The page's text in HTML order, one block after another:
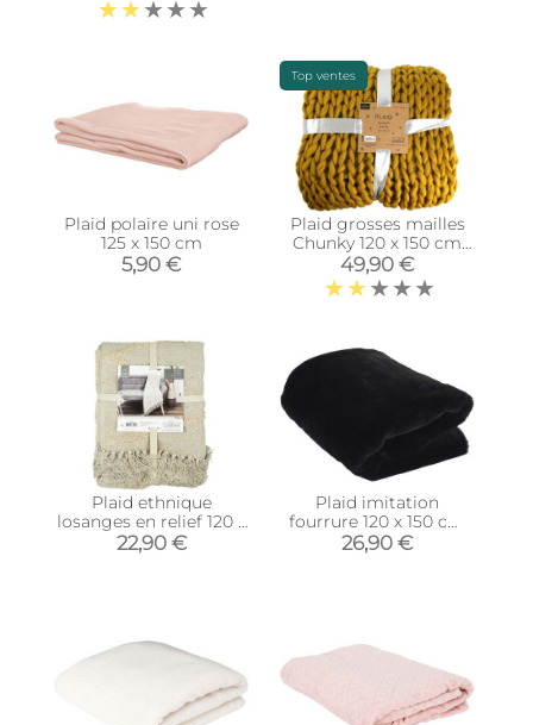
Plaid polaire uni rose
125 x 150 cm
5,90 €
Top ventes
Plaid grosses mailles
Chunky 120 x 150 cm
(Jaune)
49,90 €
Plaid ethnique
losanges en relief 120 x
150 cm
22,90 €
Plaid imitation
fourrure 120 x 150 cm
Opulence
26,90 €